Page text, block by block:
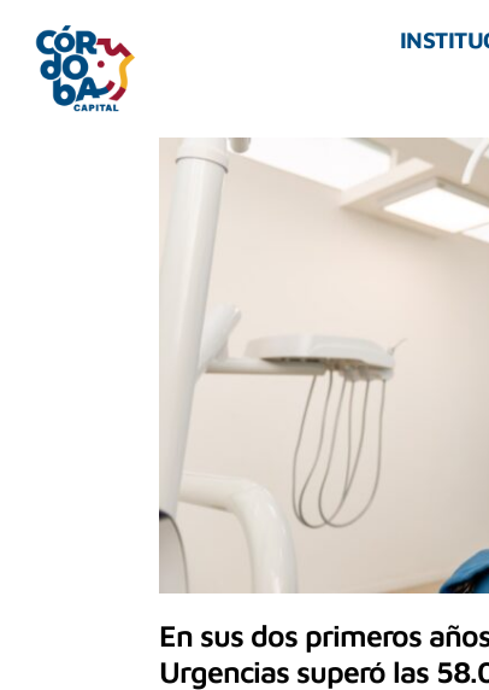
En sus dos primeros
Urgencias superó las